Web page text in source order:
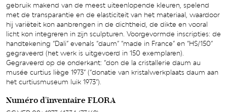
gebruik makend van de meest uiteenlopende kleuren, spelend
met de transparantie en de elasticiteit van het materiaal, waardoor
hij variëteit kon aanbrengen in de dichtheid, de dikte en vooral
licht kon integreren in zijn sculpturen. Voorgevormde inscripties: de
handtekening “Dali” evenals “daum” “made in France” en “HS/150”
gegraveerd (het werk is uitgevoerd in 150 exemplaren).
Gegraveerd op de onderkant: “don de la cristallerie daum au
musée curtius liège 1973” (“donatie van kristalwerkplaats daum aan
het curtiusmuseum luik 1973”).
Numéro d'inventaire FLORA